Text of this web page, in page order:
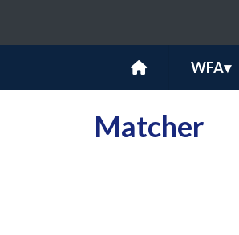
WFA▾
Matcher